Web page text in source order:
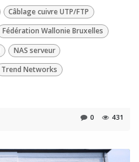
Câblage cuivre UTP/FTP
Fédération Wallonie Bruxelles
NAS serveur
Trend Networks
0 431